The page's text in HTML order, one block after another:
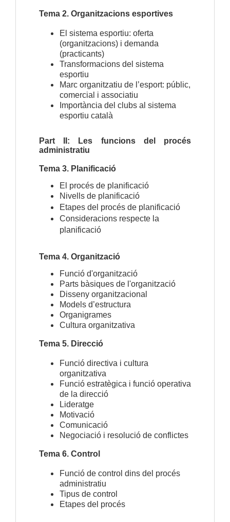
Tema 2. Organitzacions esportives
El sistema esportiu: oferta
(organitzacions) i demanda
(practicants)
Transformacions del sistema
esportiu
Marc organitzatiu de l’esport: públic,
comercial i associatiu
Importància del clubs al sistema
esportiu català
Part II: Les funcions del procés
administratiu
Tema 3. Planificació
El procés de planificació
Nivells de planificació
Etapes del procés de planificació
Consideracions respecte la
planificació
Tema 4. Organització
Funció d'organització
Parts bàsiques de l'organització
Disseny organitzacional
Models d’estructura
Organigrames
Cultura organitzativa
Tema 5. Direcció
Funció directiva i cultura
organitzativa
Funció estratègica i funció operativa
de la direcció
Lideratge
Motivació
Comunicació
Negociació i resolució de conflictes
Tema 6. Control
Funció de control dins del procés
administratiu
Tipus de control
Etapes del procés